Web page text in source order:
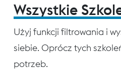
Wszystkie
Użyj funkcji filtrowania i
siebie. Oprócz tych
potrzeb.